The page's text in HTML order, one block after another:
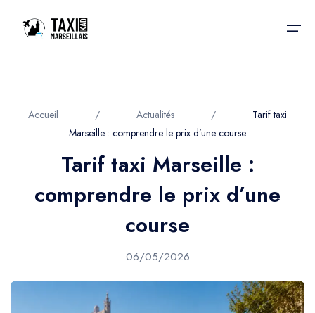
Nos services
Nos services
Taxis Aéroport
Trajet Gare SNCF
Trajet Port croisière
Taxis aéroport
Réservation
Contactez-nous
Accueil / Actualités /
Tarif taxi
Marseille : comprendre le prix d’une course
Tarif taxi Marseille :
comprendre le prix d’une
course
06/05/2026